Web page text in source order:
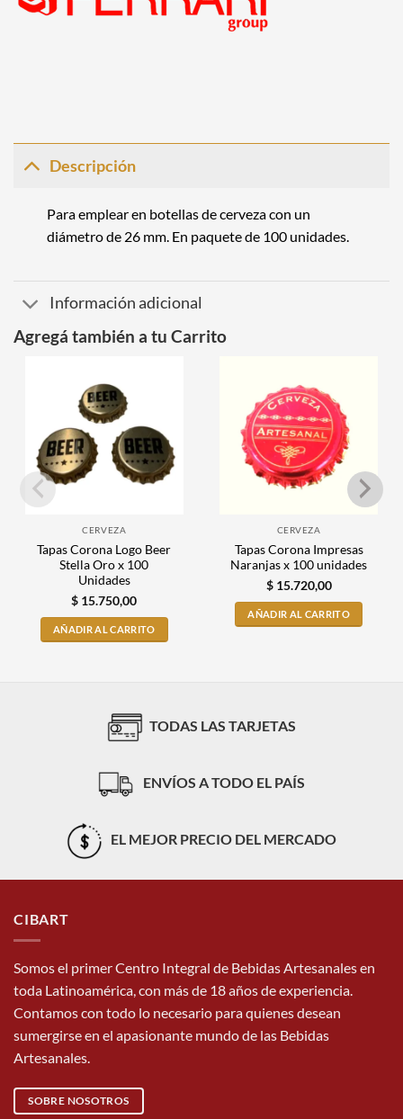
Descripción
Para emplear en botellas de cerveza con un
diámetro de 26 mm. En paquete de 100 unidades.
Información adicional
Agregá también a tu Carrito
CERVEZA
Tapas Corona Logo Beer
Stella Oro x 100
Unidades
$ 15.750,00
AÑADIR AL CARRITO
CERVEZA
Tapas Corona Impresas
Naranjas x 100 unidades
$15.720,00
AÑADIR AL CARRITO
TODAS LAS TARJETAS
ENVÍOS A TODO EL PAÍS
EL MEJOR PRECIO DEL MERCADO
CIBART
Somos el primer Centro Integral de Bebidas Artesanales en
toda Latinoamérica, con más de 18 años de experiencia.
Contamos con todo lo necesario para quienes desean
sumergirse en el apasionante mundo de las Bebidas
Artesanales.
SOBRE NOSOTROS